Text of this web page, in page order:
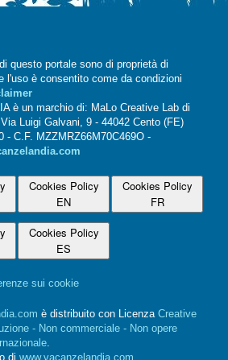
questo portale sono di proprietà di
l'uso è consentito come da condizioni
è un marchio di: MaLo Creative Lab di
Luigi Galvani, 9 - 44042 Cento (FE)
- C.F. MZZMRZ66M70C469O -
Cookies Policy
EN
Cookies Policy
FR
Cookies Policy
ES
sui cookie
è distribuito con Licenza Creative
- Non commerciale - Non opere
.
di www.vacanzelandia.com